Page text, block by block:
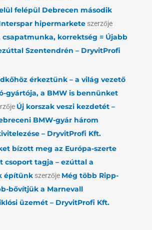
felépül Debrecen második
hipermarkete szerzője
csapatmunka, korrektség = Újabb
ezúttal Szentendrén – DryvitProfi
érkeztünk – a világ vezető
gyártója, a BMW is bennünket
Új korszak veszi kezdetét –
BMW-gyár három
– DryvitProfi Kft.
bízott meg az Európa-szerte
csoport tagja – ezúttal a
építünk szerzője Még több Ripp-
bővítjük a Marnevall
üzemét – DryvitProfi Kft.